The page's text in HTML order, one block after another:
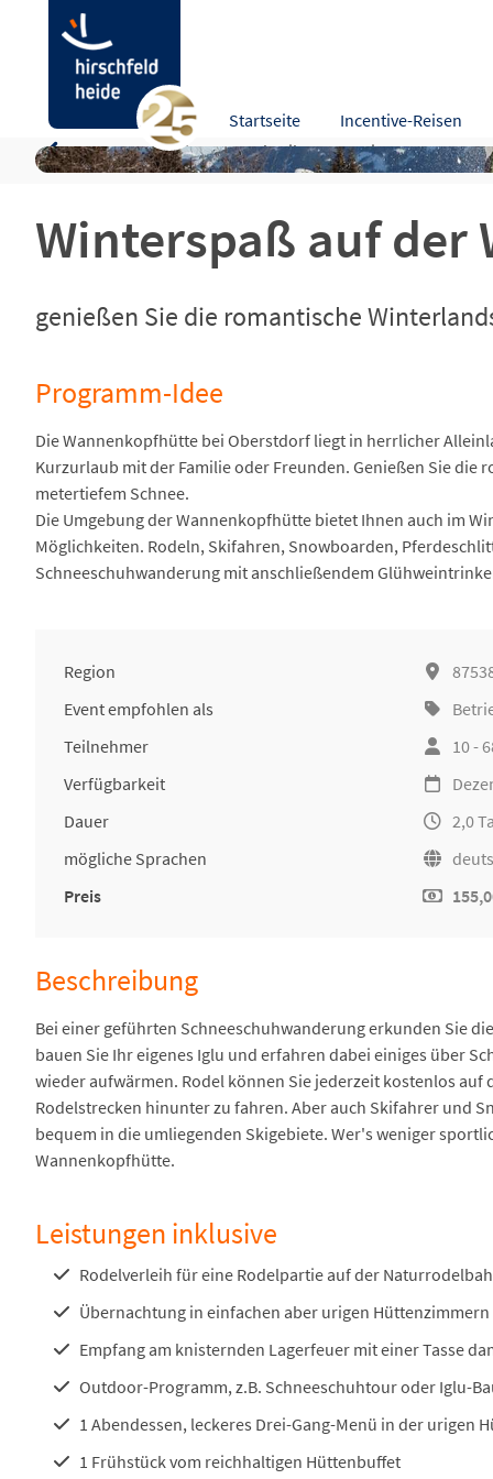
Startseite Incentive-Reisen
Winterspaß auf der
genießen Sie die romantische
Winterspaß auf der Wannenkopfhütte
Programm-Idee Beschreibung Leistungen
Programm-Idee
Die Wannenkopfhütte bei Oberstdorf liegt in herrlicher
Kurzurlaub mit der Familie oder Freunden. Genießen Sie
metertiefem Schnee.
Die Umgebung der Wannenkopfhütte bietet Ihnen auch im
Möglichkeiten. Rodeln, Skifahren, Snowboarden,
Schneeschuhwanderung mit anschließendem
Region
Event empfohlen als
Teilnehmer
10 -
Verfügbarkeit
Dauer
2,0
mögliche Sprachen
Preis
Beschreibung
Bei einer geführten Schneeschuhwanderung erkunden Sie
bauen Sie Ihr eigenes Iglu und erfahren dabei einiges über
wieder aufwärmen. Rodel können Sie jederzeit kostenlos
Rodelstrecken hinunter zu fahren. Aber auch Skifahrer und
bequem in die umliegenden Skigebiete. Wer's weniger
Wannenkopfhütte.
Leistungen inklusive
Rodelverleih für eine Rodelpartie auf der
Übernachtung in einfachen aber urigen Hüttenzimmern
Empfang am knisternden Lagerfeuer mit einer Tasse
Outdoor-Programm, z.B. Schneeschuhtour oder Iglu-
1 Abendessen, leckeres Drei-Gang-Menü in der urigen
1 Frühstück vom reichhaltigen Hüttenbuffet